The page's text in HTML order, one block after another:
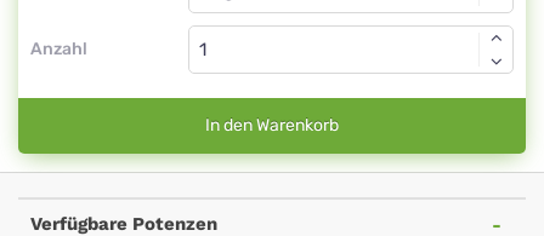
Anzahl
In den Warenkorb
Verfügbare Potenzen